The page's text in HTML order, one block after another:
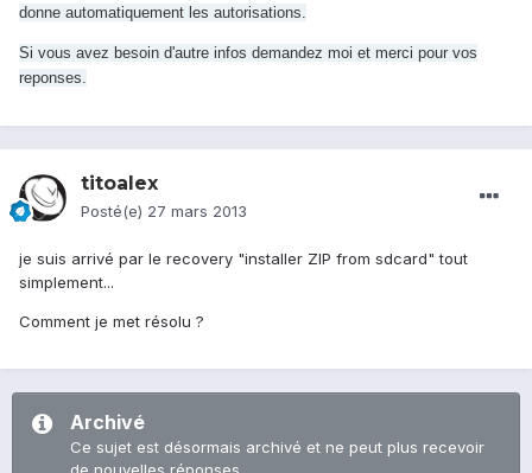
donne automatiquement les autorisations.
Si vous avez besoin d'autre infos demandez moi et merci pour vos
reponses.
titoalex
Posté(e) 27 mars 2013
je suis arrivé par le recovery "installer ZIP from sdcard" tout
simplement...
Comment je met résolu ?
Archivé
Ce sujet est désormais archivé et ne peut plus recevoir